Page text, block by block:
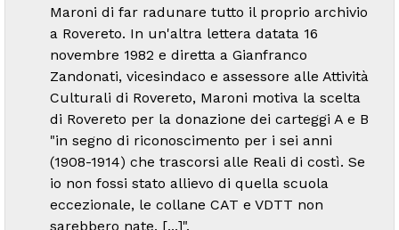
Maroni di far radunare tutto il proprio archivio
a Rovereto. In un'altra lettera datata 16
novembre 1982 e diretta a Gianfranco
Zandonati, vicesindaco e assessore alle Attività
Culturali di Rovereto, Maroni motiva la scelta
di Rovereto per la donazione dei carteggi A e B
"in segno di riconoscimento per i sei anni
(1908-1914) che trascorsi alle Reali di costì. Se
io non fossi stato allievo di quella scuola
eccezionale, le collane CAT e VDTT non
sarebbero nate. [...]".